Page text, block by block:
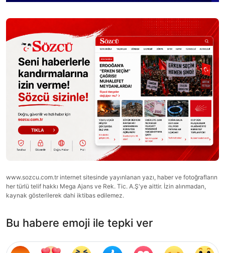
www.sozcu.com.tr internet sitesinde yayınlanan yazı, haber ve fotoğrafların
her türlü telif hakkı Mega Ajans ve Rek. Tic. A.Ş'ye aittir. İzin alınmadan,
kaynak gösterilerek dahi iktibas edilemez.
Bu habere emoji ile tepki ver